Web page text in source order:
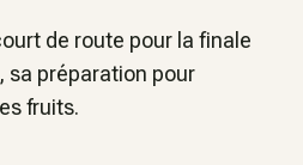
de route pour la finale
sa préparation pour
fruits.